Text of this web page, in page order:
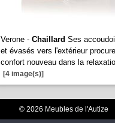
Verone - Chaillard Ses
et évasés vers l'extérieur
confort nouveau dans la
[4 image(s)]
© 2026 Meubles de l'Autize